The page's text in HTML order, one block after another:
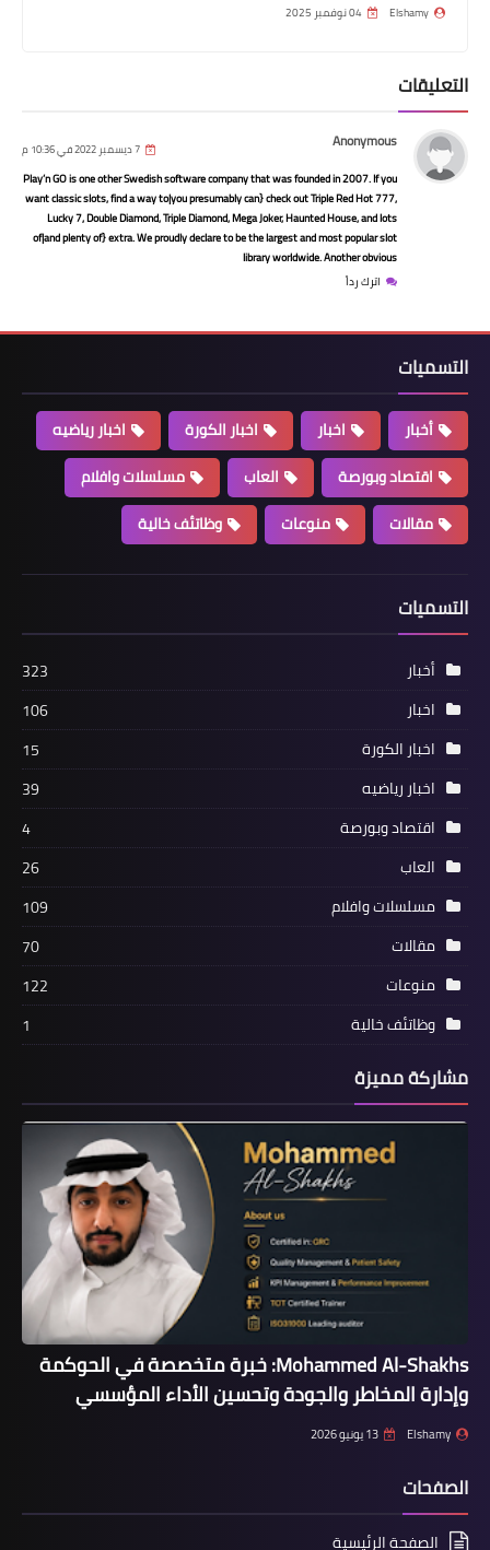
عبد العال يعلن قائمة المحلة لمواجهة
السكة الحديد
أخبار
رسميا.... فتوح فى الزمالك حتى 2028
والاعب يعتذر لجماهير البيت الأبيض
عبد العال يعلن قائمة المحلة لمواجهة
وادى دجلة
أخبار
غزل المحلة يختتم استعداداته لمواجهة
طنطا
Elshamy 04 نوفمبر 2025
التعليقات
Anonymous 7 ديسمبر 2022 في 10:36 م
Play’n GO is one other Swedish software company that was founded in 2007. If you
want classic slots, find a way to|you presumably can} check out Triple Red Hot 777,
Lucky 7, Double Diamond, Triple Diamond, Mega Joker, Haunted House, and lots
of|and plenty of} extra. We proudly declare to be the largest and most popular slot
library worldwide. Another obvious
اترك رداً
التسميات
أخبار اخبار اخبار الكورة
اخبار رياضيه
اقتصاد وبورصة
العاب
مسلسلات وافلام
مقالات
منوعات وظاتئف خالية
التسميات
أخبار
323
اخبار
106
اخبار الكورة
15
اخبار رياضيه
39
اقتصاد وبورصة
4
العاب
26
مسلسلات وافلام
109
مقالات
70
منوعات
122
وظاتئف خالية
1
مشاركة مميزة
Mohammed Al-Shakhs: خبرة متخصصة في الحوكمة
وإدارة المخاطر والجودة وتحسين الأداء المؤسسي
Elshamy 13 يونيو 2026
الصفحات
الصفحة الرئيسية